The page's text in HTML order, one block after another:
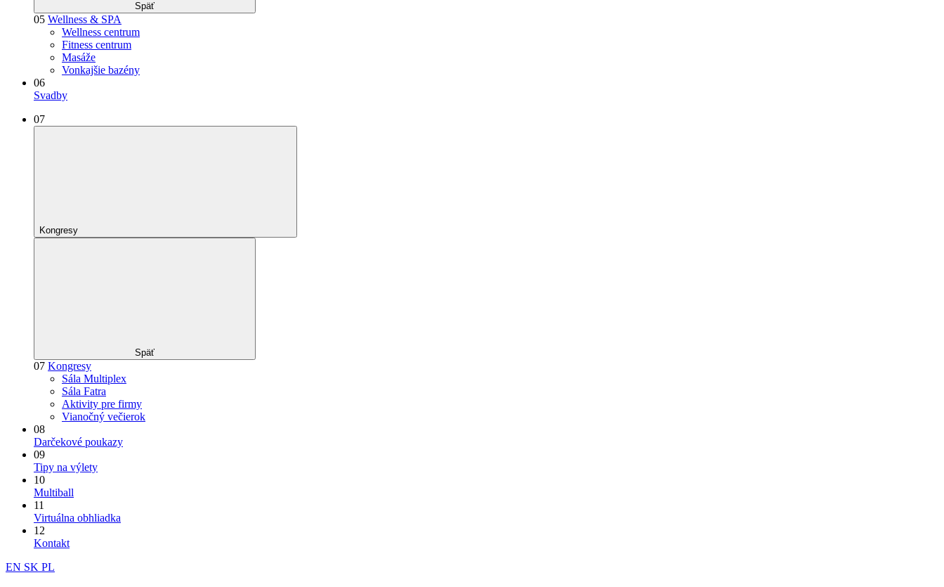
Späť
05 Wellness & SPA
Wellness centrum
Fitness centrum
Masáže
Vonkajšie bazény
06
Svadby
07
Kongresy
Späť
07 Kongresy
Sála Multiplex
Sála Fatra
Aktivity pre firmy
Vianočný večierok
08
Darčekové poukazy
09
Tipy na výlety
10
Multiball
11
Virtuálna obhliadka
12
Kontakt
EN SK PL